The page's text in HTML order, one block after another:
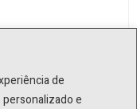
de
e